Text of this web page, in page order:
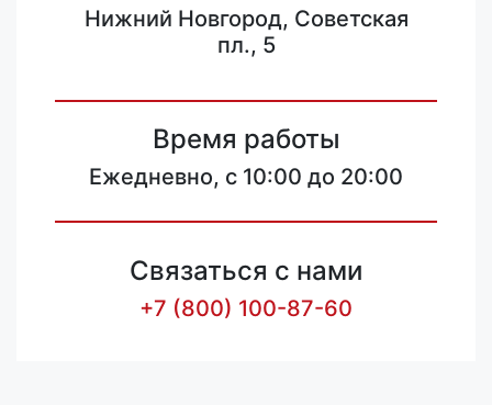
Нижний Новгород, Советская
пл., 5
Время работы
Ежедневно, с 10:00 до 20:00
Связаться с нами
+7 (800) 100-87-60